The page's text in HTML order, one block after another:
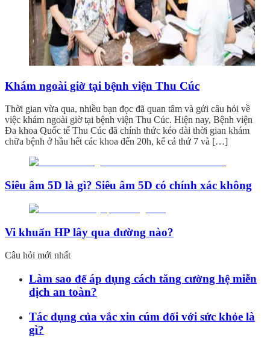
Khám ngoài giờ tại bệnh viện Thu Cúc
Thời gian vừa qua, nhiều bạn đọc đã quan tâm và gửi câu hỏi về
việc khám ngoài giờ tại bệnh viện Thu Cúc. Hiện nay, Bệnh viện
Đa khoa Quốc tế Thu Cúc đã chính thức kéo dài thời gian khám
chữa bệnh ở hầu hết các khoa đến 20h, kể cả thứ 7 và […]
Siêu âm 5D là gì? Siêu âm 5D có chính xác không
Vi khuẩn HP lây qua đường nào?
Câu hỏi mới nhất
Làm sao để áp dụng cách tăng cường hệ miễn
dịch an toàn?
Tác dụng của vắc xin cúm đối với sức khỏe là
gì?